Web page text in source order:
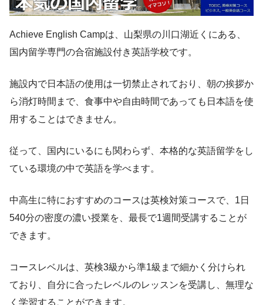
Achieve English Campは、山梨県の川口湖近くにある、
国内留学専門の合宿施設付き英語学校です。
施設内で日本語の使用は一切禁止されており、朝の挨拶か
ら消灯時間まで、食事中や自由時間であっても日本語を使
用することはできません。
従って、国内にいるにも関わらず、本格的な英語留学をし
ている環境の中で英語を学べます。
中高生に特におすすめのコースは英検対策コースで、1日
540分の密度の濃い授業を、最長で1週間受講することが
できます。
コースレベルは、英検3級から準1級まで細かく分けられ
ており、自分に合ったレベルのレッスンを受講し、無理な
く学習することができます。